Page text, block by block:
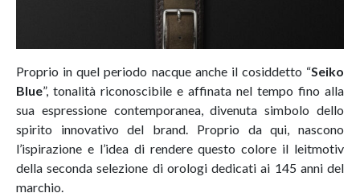
Proprio in quel periodo nacque anche il cosiddetto “Seiko
Blue”, tonalità riconoscibile e affinata nel tempo fino alla
sua espressione contemporanea, divenuta simbolo dello
spirito innovativo del brand. Proprio da qui, nascono
l’ispirazione e l’idea di rendere questo colore il leitmotiv
della seconda selezione di orologi dedicati ai 145 anni del
marchio.